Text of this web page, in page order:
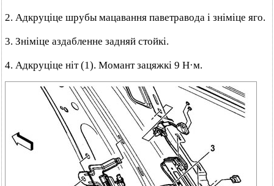
2. Адкруціце шрубы мацавання паветравода і зніміце яго.
3. Зніміце аздабленне задняй стойкі.
4. Адкруціце ніт (1). Момант зацяжкі 9 Н·м.